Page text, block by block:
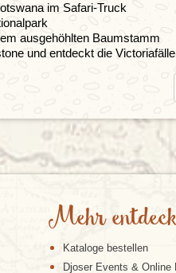
im Safari-Truck
ausgehöhlten Baumstamm
und entdeckt die Victoriafälle
Mehr
Kataloge bestellen
Djoser Events & Online